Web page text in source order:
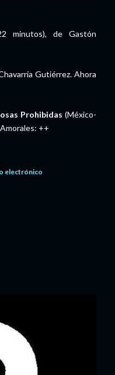
minutos), de Gastón
Gutiérrez. Ahora
Prohibidas (México-
++
electrónico